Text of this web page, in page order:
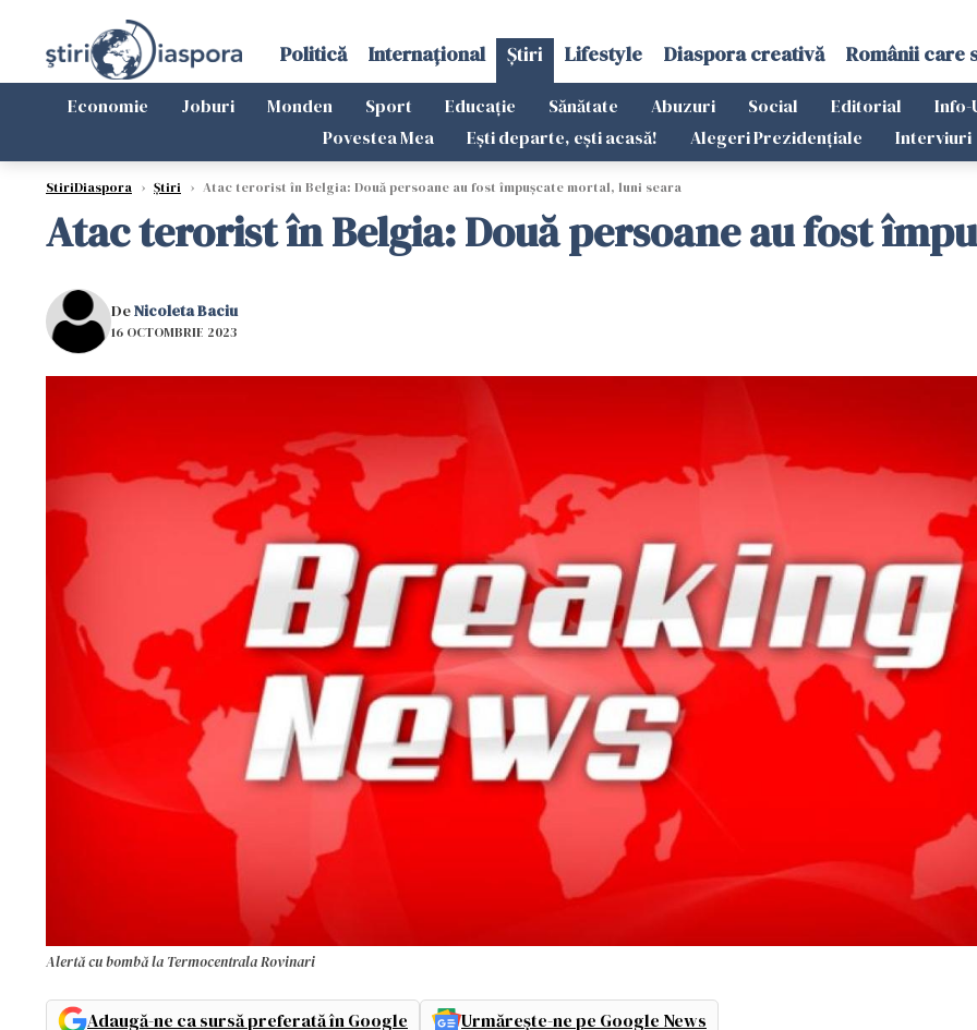
Politică Internațional Știri Lifestyle Diaspora creativă Românii care
Economie Joburi Monden Sport Educație Sănătate Abuzuri Social Editorial Info-
Povestea Mea
Ești departe, ești acasă! Alegeri Prezidențiale Interviuri
StiriDiaspora › Știri › Atac terorist în Belgia: Două persoane au fost împușcate mortal, luni seara
Atac terorist în Belgia: Două persoane au fost
DeNicoleta Baciu
16 OCTOMBRIE 2023
Alertă cu bombă la Termocentrala Rovinari
Adaugă-ne ca sursă preferată în Google Urmărește-ne pe Google News